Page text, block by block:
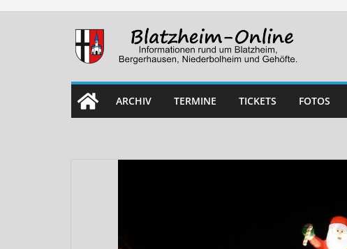
Skip
ARCHIV TERMINE TICKETS FOTOS